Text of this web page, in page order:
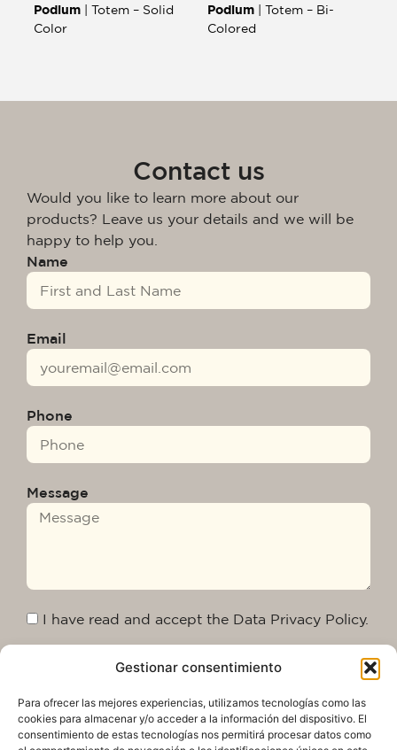
Gestionar consentimiento
Para ofrecer las mejores experiencias, utilizamos tecnologías como las
cookies para almacenar y/o acceder a la información del dispositivo. El
consentimiento de estas tecnologías nos permitirá procesar datos como
Podium| Totem – Solid
Color
Podium | Totem – Bi-
Colored
Contact us
Would you like to learn more about our
products? Leave us your details and we will be
happy to help you.
Name
Email
Phone
Message
I have read and accept the Data Privacy Policy.